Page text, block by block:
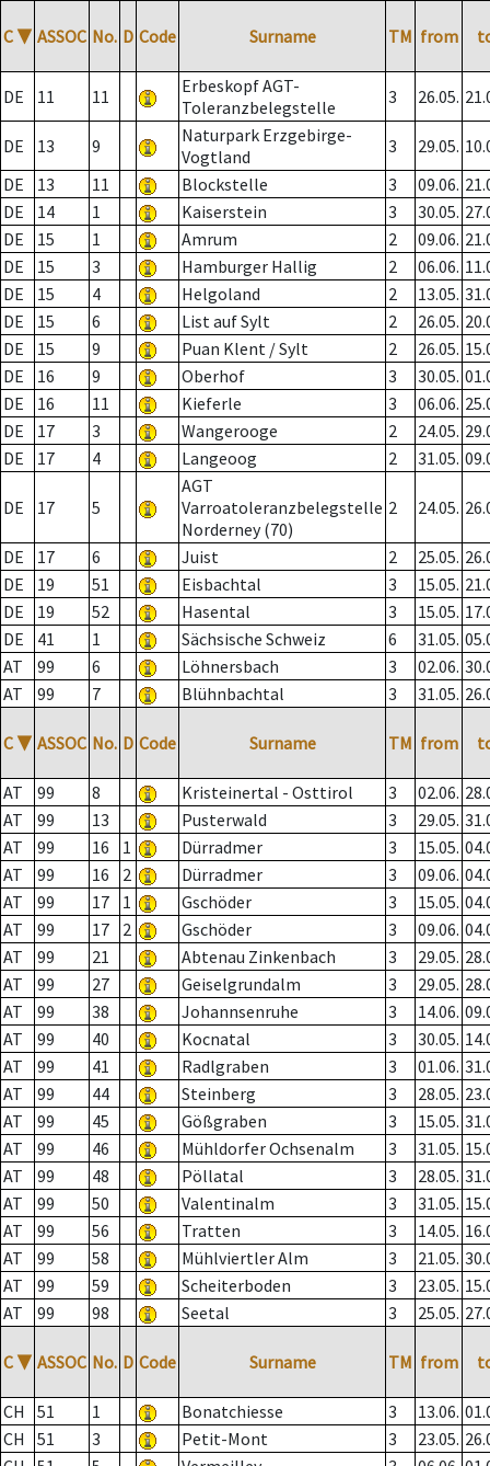
C ▼ ASSOC No. D Code Surname TM from
DE 11 11
Erbeskopf AGT-
Toleranzbelegstelle
3 26.05.
DE 13 9
Naturpark Erzgebirge-
Vogtland
3 29.05.
DE
13 11 Blockstelle 3 09.06.
DE
14 1 Kaiserstein 3 30.05.
DE
15 1 Amrum 2 09.06.
DE
15 3 Hamburger Hallig 2 06.06.
DE
15 4 Helgoland 2 13.05.
DE
15 6 List auf Sylt 2 26.05.
DE
15 9 Puan Klent / Sylt 2 26.05.
DE
16 9 Oberhof 3 30.05.
DE
16 11 Kieferle 3 06.06.
DE
17 3 Wangerooge 2 24.05.
DE
17 4 Langeoog 2 31.05.
DE 17 5
AGT
Varroatoleranzbelegstelle
Norderney (70)
2 24.05.
DE 17 6 Juist 2 25.05.
DE
19 51 Eisbachtal 3 15.05.
DE
19 52 Hasental 3 15.05.
DE
41 1 Sächsische Schweiz 6 31.05.
AT
99 6 Löhnersbach 3 02.06.
AT
99 7 Blühnbachtal 3 31.05.
C ▼ ASSOC No. D Code Surname TM from
AT 99 8 Kristeinertal - Osttirol 3 02.06.
AT
99 13 Pusterwald 3 29.05.
AT
99 16 1 Dürradmer 3 15.05.
AT
99 16 2 Dürradmer 3 09.06.
AT
99 17 1 Gschöder 3 15.05.
AT
99 17 2 Gschöder 3 09.06.
AT
99 21 Abtenau Zinkenbach 3 29.05.
AT
99 27 Geiselgrundalm 3 29.05.
AT
99 38 Johannsenruhe 3 14.06.
AT
99 40 Kocnatal 3 30.05.
AT
99 41 Radlgraben 3 01.06.
AT
99 44 Steinberg 3 28.05.
AT
99 45 Gößgraben 3 15.05.
AT
99 46 Mühldorfer Ochsenalm 3 31.05.
AT
99 48 Pöllatal 3 28.05.
AT
99 50 Valentinalm 3 31.05.
AT
99 56 Tratten 3 14.05.
AT
99 58 Mühlviertler Alm 3 21.05.
AT
99 59 Scheiterboden 3 23.05.
AT
99 98 Seetal 3 25.05.
C ▼ ASSOC No. D Code Surname TM from
CH 51 1 Bonatchiesse 3 13.06.
CH
51 3 Petit-Mont 3 23.05.